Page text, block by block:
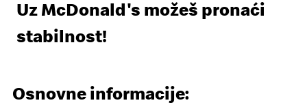
Uz McDonald's možeš pronaći
stabilnost!
Osnovne informacije: